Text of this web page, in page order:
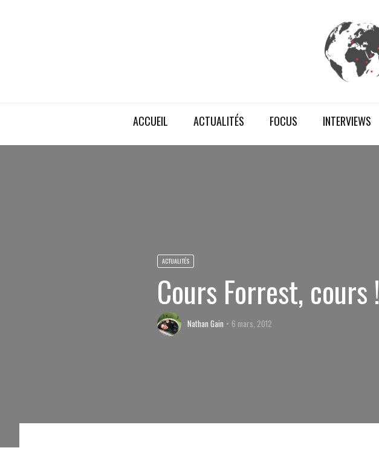
ACCUEIL ACTUALITÉS FOCUS INTERVIEWS
ACTUALITÉS
Cours Forrest, cours !
Nathan Gain 6 mars, 2012